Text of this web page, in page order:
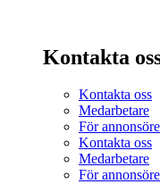
Kontakta
Kontakta oss
Medarbetare
För
Kontakta oss
Medarbetare
För